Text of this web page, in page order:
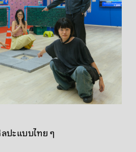
ปะแบบไทย ๆ